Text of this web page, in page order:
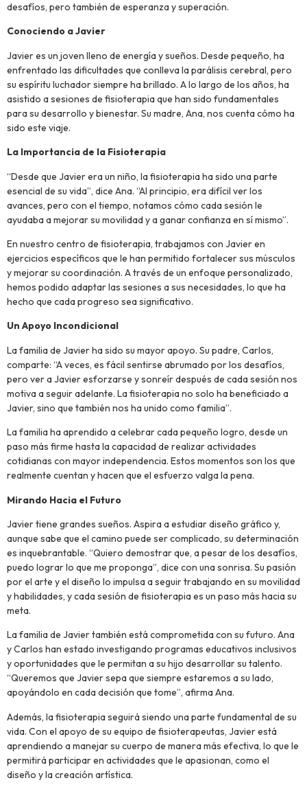
desafíos, pero también de esperanza y superación.
Conociendo a Javier
Javier es un joven lleno de energía y sueños. Desde pequeño, ha
enfrentado las dificultades que conlleva la parálisis cerebral, pero
su espíritu luchador siempre ha brillado. A lo largo de los años, ha
asistido a sesiones de fisioterapia que han sido fundamentales
para su desarrollo y bienestar. Su madre, Ana, nos cuenta cómo ha
sido este viaje.
La Importancia de la Fisioterapia
“Desde que Javier era un niño, la fisioterapia ha sido una parte
esencial de su vida”, dice Ana. “Al principio, era difícil ver los
avances, pero con el tiempo, notamos cómo cada sesión le
ayudaba a mejorar su movilidad y a ganar confianza en sí mismo”.
En nuestro centro de fisioterapia, trabajamos con Javier en
ejercicios específicos que le han permitido fortalecer sus músculos
y mejorar su coordinación. A través de un enfoque personalizado,
hemos podido adaptar las sesiones a sus necesidades, lo que ha
hecho que cada progreso sea significativo.
Un Apoyo Incondicional
La familia de Javier ha sido su mayor apoyo. Su padre, Carlos,
comparte: “A veces, es fácil sentirse abrumado por los desafíos,
pero ver a Javier esforzarse y sonreír después de cada sesión nos
motiva a seguir adelante. La fisioterapia no solo ha beneficiado a
Javier, sino que también nos ha unido como familia”.
La familia ha aprendido a celebrar cada pequeño logro, desde un
paso más firme hasta la capacidad de realizar actividades
cotidianas con mayor independencia. Estos momentos son los que
realmente cuentan y hacen que el esfuerzo valga la pena.
Mirando Hacia el Futuro
Javier tiene grandes sueños. Aspira a estudiar diseño gráfico y,
aunque sabe que el camino puede ser complicado, su determinación
es inquebrantable. “Quiero demostrar que, a pesar de los desafíos,
puedo lograr lo que me proponga”, dice con una sonrisa. Su pasión
por el arte y el diseño lo impulsa a seguir trabajando en su movilidad
y habilidades, y cada sesión de fisioterapia es un paso más hacia su
meta.
La familia de Javier también está comprometida con su futuro. Ana
y Carlos han estado investigando programas educativos inclusivos
y oportunidades que le permitan a su hijo desarrollar su talento.
“Queremos que Javier sepa que siempre estaremos a su lado,
apoyándolo en cada decisión que tome”, afirma Ana.
Además, la fisioterapia seguirá siendo una parte fundamental de su
vida. Con el apoyo de su equipo de fisioterapeutas, Javier está
aprendiendo a manejar su cuerpo de manera más efectiva, lo que le
permitirá participar en actividades que le apasionan, como el
diseño y la creación artística.